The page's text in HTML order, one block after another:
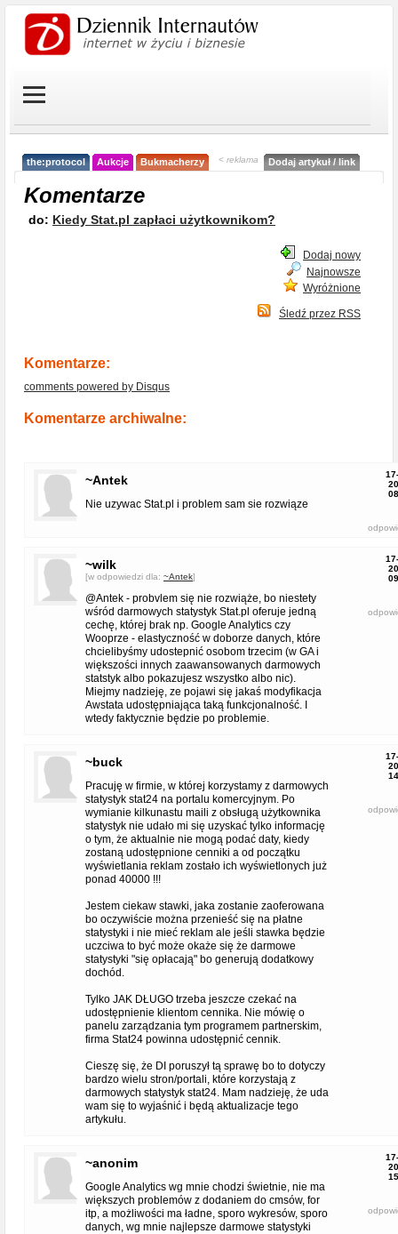
the:protocol Aukcje Bukmacherzy < reklama Dodaj artykuł / link
Komentarze
do: Kiedy Stat.pl zapłaci użytkownikom?
Dodaj nowy
Najnowsze
Wyróżnione
Śledź przez RSS
Komentarze:
comments powered by Disqus
Komentarze archiwalne:
~Antek
Nie uzywac Stat.pl i problem sam sie rozwiąze
~wilk
[w odpowiedzi dla: ~Antek]
@Antek - probvlem się nie rozwiąże, bo niestety
wśród darmowych statystyk Stat.pl oferuje jedną
cechę, której brak np. Google Analytics czy
Wooprze - elastyczność w doborze danych, które
chcielibyśmy udostepnić osobom trzecim (w GA i
większości innych zaawansowanych darmowych
statstyk albo pokazujesz wszystko albo nic).
Miejmy nadzieję, ze pojawi się jakaś modyfikacja
Awstata udostępniająca taką funkcjonalność. I
wtedy faktycznie będzie po problemie.
~buck
Pracuję w firmie, w której korzystamy z darmowych
statystyk stat24 na portalu komercyjnym. Po
wymianie kilkunastu maili z obsługą użytkownika
statystyk nie udało mi się uzyskać tylko informację
o tym, że aktualnie nie mogą podać daty, kiedy
zostaną udostępnione cenniki a od początku
wyświetlania reklam zostało ich wyświetlonych już
ponad 40000 !!!
Jestem ciekaw stawki, jaka zostanie zaoferowana
bo oczywiście można przenieść się na płatne
statystyki i nie mieć reklam ale jeśli stawka będzie
uczciwa to być może okaże się że darmowe
statystyki "się opłacają" bo generują dodatkowy
dochód.
Tylko JAK DŁUGO trzeba jeszcze czekać na
udostępnienie klientom cennika. Nie mówię o
panelu zarządzania tym programem partnerskim,
firma Stat24 powinna udostępnić cennik.
Cieszę się, że DI poruszył tą sprawę bo to dotyczy
bardzo wielu stron/portali, które korzystają z
darmowych statystyk stat24. Mam nadzieję, że uda
wam się to wyjaśnić i będą aktualizacje tego
artykułu.
~anonim
Google Analytics wg mnie chodzi świetnie, nie ma
większych problemów z dodaniem do cmsów, for
itp, a możliwości ma ładne, sporo wykresów, sporo
danych, wg mnie najlepsze darmowe statystyki